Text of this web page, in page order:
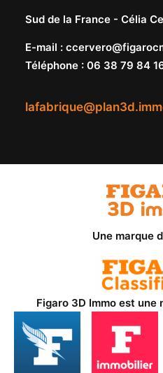
Sud de la France - Célia
E-mail :
Téléphone : 06 38 79 84
Une marque
Figaro 3D Immo est une